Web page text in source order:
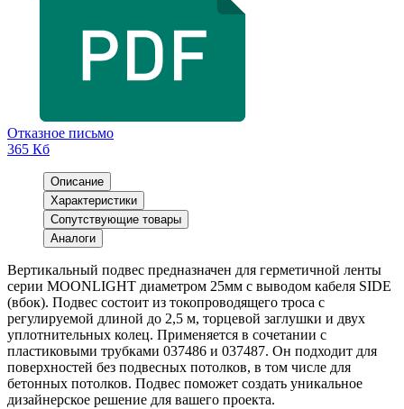
Отказное письмо
365 Кб
Описание
Характеристики
Сопутствующие товары
Аналоги
Вертикальный подвес предназначен для герметичной ленты
серии MOONLIGHT диаметром 25мм с выводом кабеля SIDE
(вбок). Подвес состоит из токопроводящего троса с
регулируемой длиной до 2,5 м, торцевой заглушки и двух
уплотнительных колец. Применяется в сочетании с
пластиковыми трубками 037486 и 037487. Он подходит для
поверхностей без подвесных потолков, в том числе для
бетонных потолков. Подвес поможет создать уникальное
дизайнерское решение для вашего проекта.